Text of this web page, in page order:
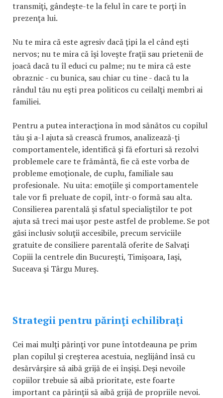
transmiţi, gândeşte-te la felul în care te porţi în
prezenţa lui.
Nu te mira că este agresiv dacă ţipi la el când eşti
nervos; nu te mira că îşi loveşte fraţii sau prietenii de
joacă dacă tu îl educi cu palme; nu te mira că este
obraznic - cu bunica, sau chiar cu tine - dacă tu la
rândul tău nu eşti prea politicos cu ceilalţi membri ai
familiei.
Pentru a putea interacţiona în mod sănătos cu copilul
tău şi a-l ajuta să crească frumos, analizează-ţi
comportamentele, identifică şi fă eforturi să rezolvi
problemele care te frământă, fie că este vorba de
probleme emoţionale, de cuplu, familiale sau
profesionale. Nu uita: emoţiile şi comportamentele
tale vor fi preluate de copil, într-o formă sau alta.
Consilierea parentală şi sfatul specialiştilor te pot
ajuta să treci mai uşor peste astfel de probleme. Se pot
găsi inclusiv soluţii accesibile, precum serviciile
gratuite de consiliere parentală oferite de Salvaţi
Copiii la centrele din Bucureşti, Timişoara, Iaşi,
Suceava şi Târgu Mureş.
Strategii pentru părinţi echilibraţi
Cei mai mulţi părinţi vor pune întotdeauna pe prim
plan copilul şi creşterea acestuia, neglijând însă cu
desărvârşire să aibă grijă de ei înşişi. Deşi nevoile
copiilor trebuie să aibă prioritate, este foarte
important ca părinţii să aibă grijă de propriile nevoi.